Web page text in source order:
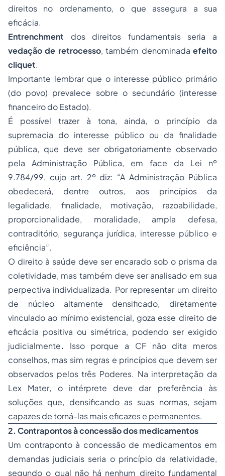
direitos no ordenamento, o que assegura a sua
eficácia.
Entrenchment dos direitos fundamentais seria a
vedação de retrocesso, também denominadaefeito
cliquet.
Importante lembrar que o interesse público primário
(do povo) prevalece sobre o secundário (interesse
financeiro do Estado).
É possível trazer à tona, ainda, o princípio da
supremacia do interesse público ou da finalidade
pública, que deve ser obrigatoriamente observado
pela Administração Pública, em face da Lei nº
9.784/99, cujo art. 2º diz: “A Administração Pública
obedecerá, dentre outros, aos princípios da
legalidade, finalidade, motivação, razoabilidade,
proporcionalidade, moralidade, ampla defesa,
contraditório, segurança jurídica, interesse público e
eficiência”.
O direito à saúde deve ser encarado sob o prisma da
coletividade, mas também deve ser analisado em sua
perpectiva individualizada. Por representar um direito
de núcleo altamente densificado, diretamente
vinculado ao mínimo existencial, goza esse direito de
eficácia positiva ou simétrica, podendo ser exigido
judicialmente. Isso porque a CF não dita meros
conselhos, mas sim regras e princípios que devem ser
observados pelos três Poderes. Na interpretação da
Lex Mater, o intérprete deve dar preferência às
soluções que, densificando as suas normas, sejam
capazes de torná-las mais eficazes e permanentes.
2. Contrapontos à concessão dos medicamentos
Um contraponto à concessão de medicamentos em
demandas judiciais seria o princípio da relatividade,
segundo o qual não há nenhum direito fundamental